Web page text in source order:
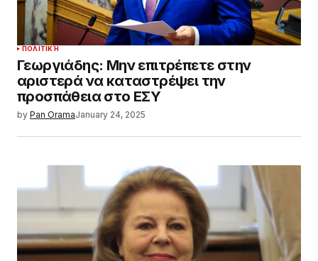
ΠΟΛΙΤΙΚΉ
Γεωργιάδης: Μην επιτρέπετε στην
αριστερά να καταστρέψει την
προσπάθεια στο ΕΣΥ
by Pan OramaJanuary 24, 2025